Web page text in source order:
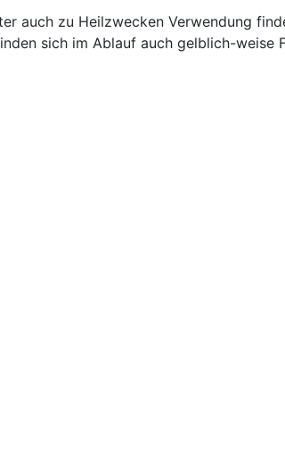
auch zu Heilzwecken Verwendung
sich im Ablauf auch gelblich-weise